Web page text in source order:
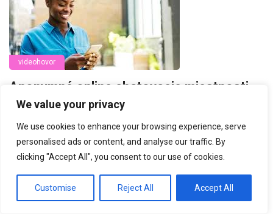
We value your privacy
We use cookies to enhance your browsing experience, serve
personalised ads or content, and analyse our traffic. By
clicking "Accept All", you consent to our use of cookies.
Customise Reject All Accept All
videohovor
Anonymné online chatovacie miestnosti